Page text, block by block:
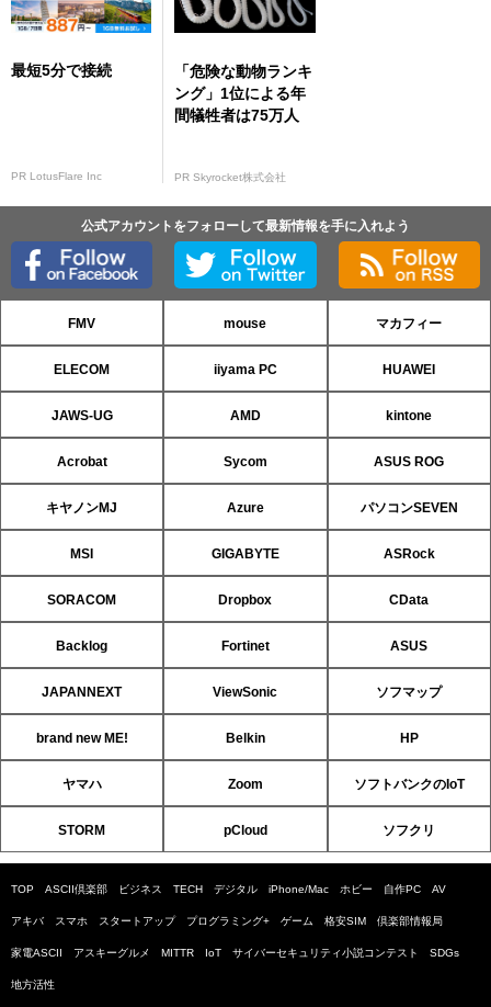
最短5分で接続
PR LotusFlare Inc
「危険な動物ランキ
ング」1位による年
間犠牲者は75万人
PR Skyrocket株式会社
公式アカウントをフォローして最新情報を手に入れよう
FMV mouse マカフィー
ELECOM iiyama PC HUAWEI
JAWS-UG AMD kintone
Acrobat Sycom ASUS ROG
キヤノンMJ Azure パソコンSEVEN
MSI GIGABYTE ASRock
SORACOM Dropbox CData
Backlog Fortinet ASUS
JAPANNEXT ViewSonic ソフマップ
brand new ME! Belkin HP
ヤマハ Zoom ソフトバンクのIoT
STORM pCloud ソフクリ
TOP ASCII倶楽部 ビジネス TECH デジタル iPhone/Mac ホビー 自作PC AV
アキバ スマホ スタートアップ プログラミング+ ゲーム 格安SIM 倶楽部情報局
家電ASCII アスキーグルメ MITTR IoT サイバーセキュリティ小説コンテスト SDGs
地方活性